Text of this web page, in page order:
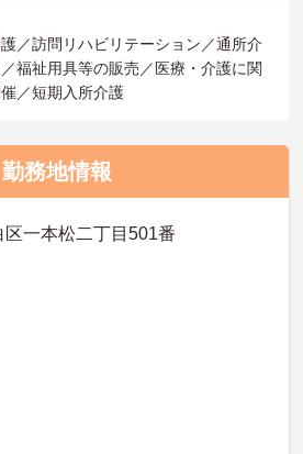
／訪問リハビリテーション／通所介
福祉用具等の販売／医療・介護に関
／短期入所介護
勤務地情報
一本松二丁目501番